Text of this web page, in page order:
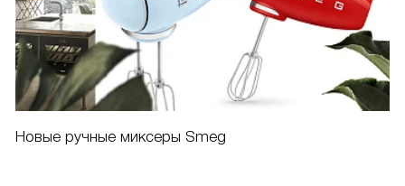
Новые ручные миксеры Smeg